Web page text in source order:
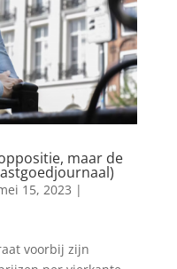
maar de
15, 2023 |
voorbij zijn